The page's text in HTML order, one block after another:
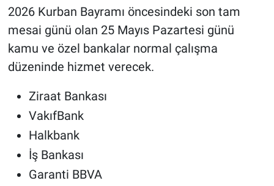
2026 Kurban Bayramı öncesindeki son tam
mesai günü olan 25 Mayıs Pazartesi günü
kamu ve özel bankalar normal çalışma
düzeninde hizmet verecek.
Ziraat Bankası
VakıfBank
Halkbank
İş Bankası
Garanti BBVA